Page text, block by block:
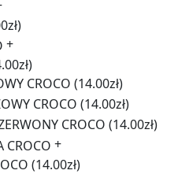
+
CROCO (14.00zł)
CROCO (14.00zł)
CROCO (14.00zł)
+
(14.00zł)